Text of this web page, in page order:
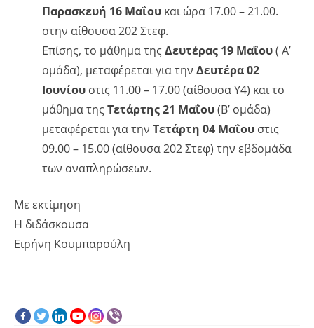
Παρασκευή 16 Μαΐου και ώρα 17.00 – 21.00.
στην αίθουσα 202 Στεφ.
Επίσης, το μάθημα της Δευτέρας 19 Μαΐου( Α’
ομάδα), μεταφέρεται για την Δευτέρα 02
Ιουνίου στις 11.00 – 17.00 (αίθουσα Υ4) και το
μάθημα της Τετάρτης 21 Μαΐου(Β’ ομάδα)
μεταφέρεται για την Τετάρτη 04 Μαΐου στις
09.00 – 15.00 (αίθουσα 202 Στεφ) την εβδομάδα
των αναπληρώσεων.
Με εκτίμηση
Η διδάσκουσα
Ειρήνη Κουμπαρούλη